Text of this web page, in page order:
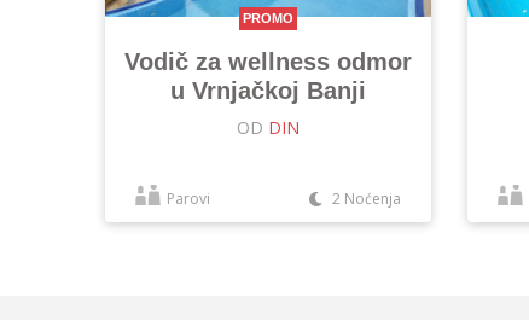
PROMO
Vodič za wellness odmor
u Vrnjačkoj Banji
OD DIN
Parovi 2 Noćenja